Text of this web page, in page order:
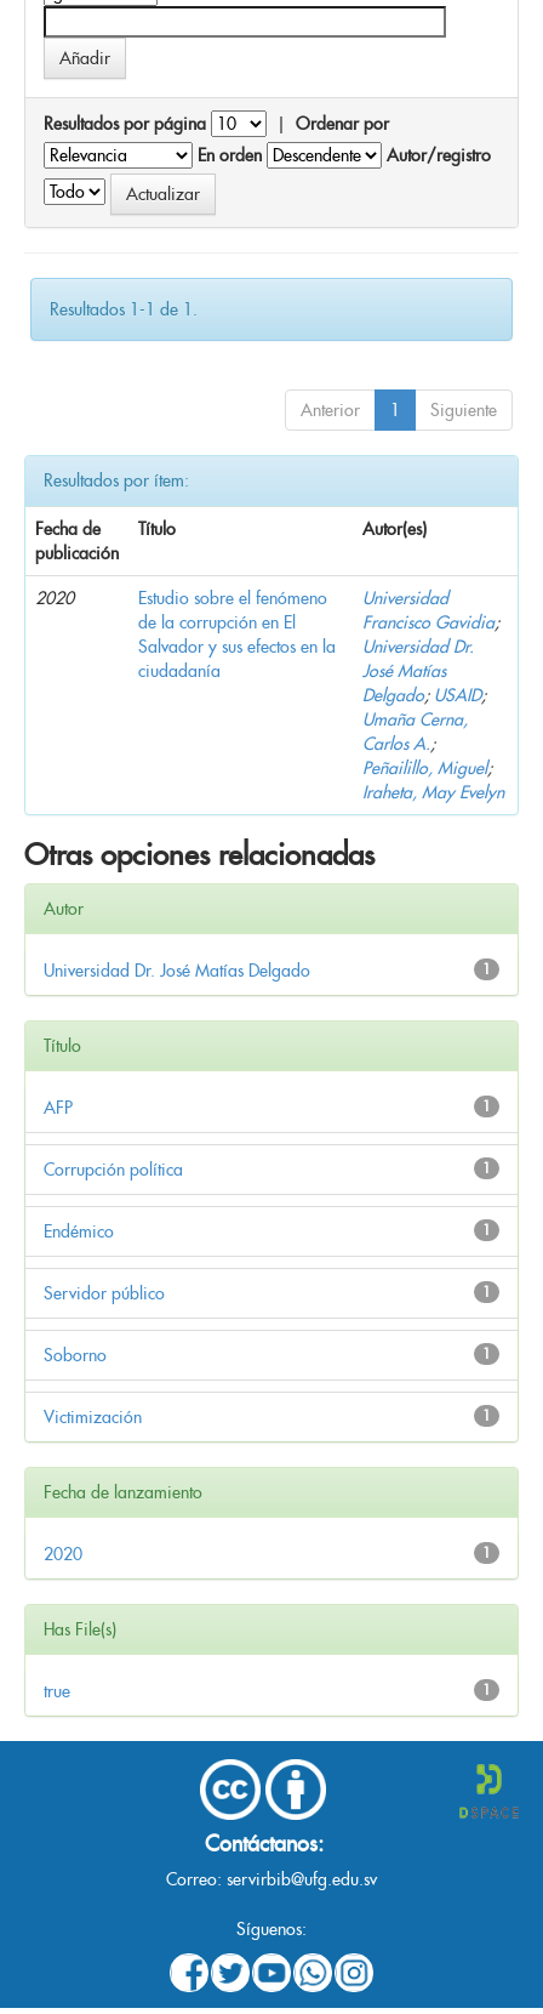
Resultados por página | Ordenar por
En orden
Autor/registro
Resultados 1-1 de 1.
Anterior 1 Siguiente
Resultados por ítem:
Fecha de
publicación
Título Autor(es)
2020
Estudio sobre el fenómeno
de la corrupción en El
Salvador y sus efectos en la
ciudadanía
Universidad
Francisco Gavidia;
Universidad Dr.
José Matías
Delgado; USAID;
Umaña Cerna,
Carlos A.;
Peñailillo, Miguel;
Iraheta, May Evelyn
Otras opciones relacionadas
Autor
1
Universidad Dr. José Matías Delgado
Título
1
AFP
1
Corrupción política
1
Endémico
1
Servidor público
1
Soborno
1
Victimización
Fecha de lanzamiento
1
2020
Has File(s)
1
true
Contáctanos:
Correo: servirbib@ufg.edu.sv
Síguenos: